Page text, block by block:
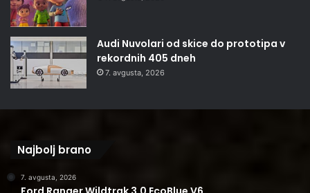
Audi Nuvolari od skice do prototipa v
rekordnih 405 dneh
7. avgusta, 2026
Najbolj brano
7. avgusta, 2026